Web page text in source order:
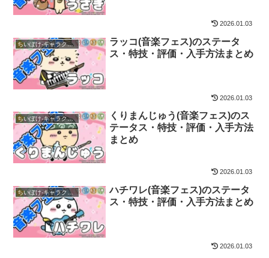
2026.01.03
ちいぽけ-キャラクター
ラッコ(音楽フェス)のステータ
ス・特技・評価・入手方法まとめ
2026.01.03
ちいぽけ-キャラクター
くりまんじゅう(音楽フェス)のス
テータス・特技・評価・入手方法
まとめ
2026.01.03
ちいぽけ-キャラクター
ハチワレ(音楽フェス)のステータ
ス・特技・評価・入手方法まとめ
2026.01.03